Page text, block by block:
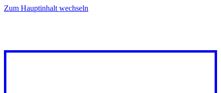
Zum Hauptinhalt wechseln